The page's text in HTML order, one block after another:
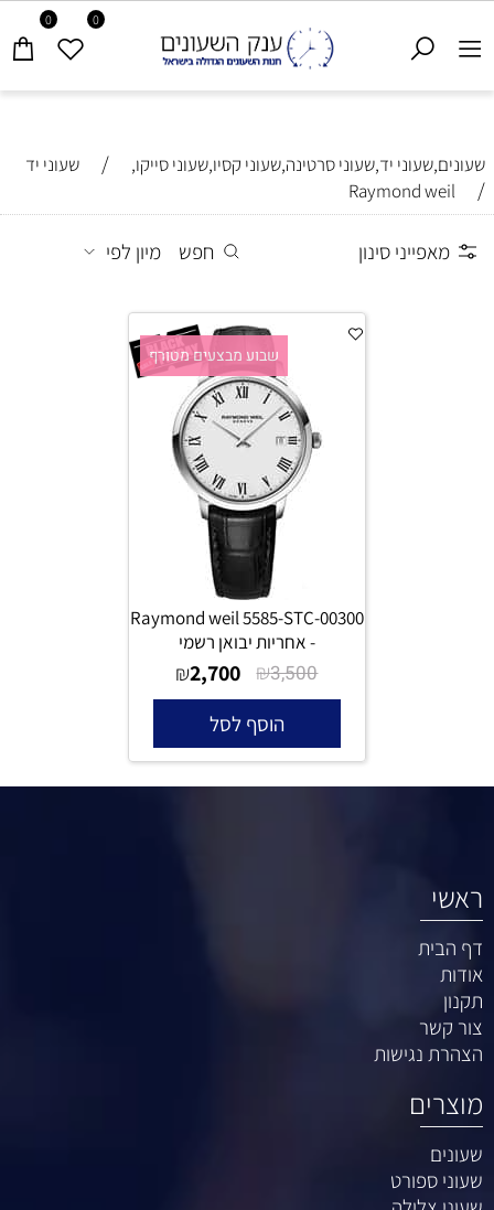
0 0
שעונים,שעוני יד,שעוני סרטינה,שעוני קסיו,שעוני סייקו, / שעוני יד
/
Raymond weil
מאפייני סינון חפש מיון לפי
שבוע מבצעים מטורף
Raymond weil 5585-STC-00300
- אחריות יבואן רשמי
₪3,500
₪2,700
הוסף לסל
ראשי
דף הבית
אודות
תקנון
צור קשר
הצהרת נגישות
מוצרים
שעונים
שעוני ספורט